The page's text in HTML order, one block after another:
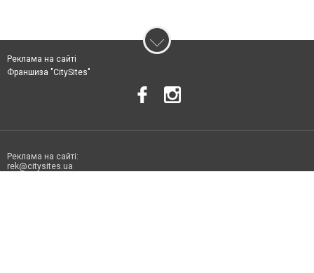
Реклама на сайті
Франшиза "CitySites"
Реклама на сайті:
rek@citysites.ua